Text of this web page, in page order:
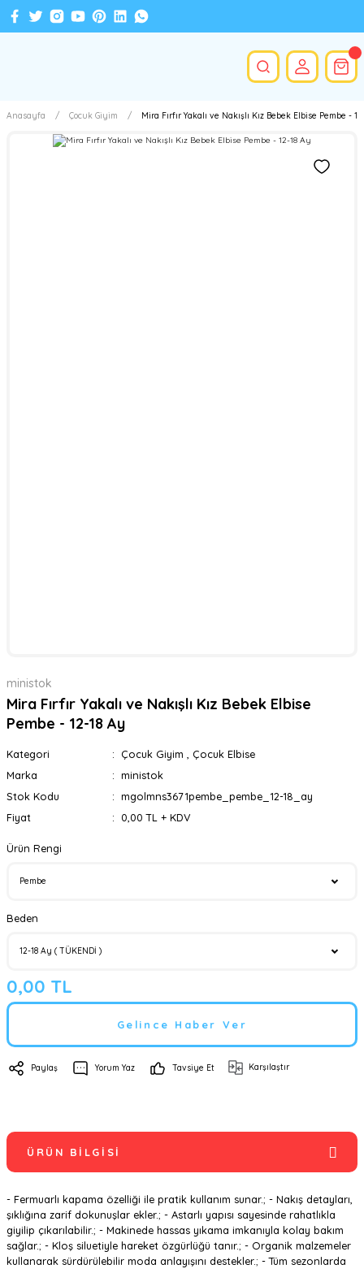
Anasayfa Çocuk Giyim Mira Fırfır Yakalı ve Nakışlı Kız Bebek Elbise Pembe -
ministok
Mira Fırfır Yakalı ve Nakışlı Kız Bebek Elbise
Pembe - 12-18 Ay
Kategori Çocuk Giyim
Çocuk Elbise
Marka
ministok
Stok Kodu
mgolmns3671pembe_pembe_12-18_ay
Fiyat
0,00 TL + KDV
Ürün Rengi
Beden
0,00 TL
Gelince Haber Ver
Paylaş Yorum Yaz Tavsiye Et Karşılaştır
ÜRÜN BILGISI
- Fermuarlı kapama özelliği ile pratik kullanım sunar.; - Nakış detayları,
şıklığına zarif dokunuşlar ekler.; - Astarlı yapısı sayesinde rahatlıkla
giyilip çıkarılabilir.; - Makinede hassas yıkama imkanıyla kolay bakım
sağlar.; - Kloş siluetiyle hareket özgürlüğü tanır.; - Organik malzemeler
kullanarak sürdürülebilir moda anlayışını destekler.; - Tüm sezonlarda